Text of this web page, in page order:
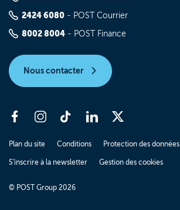
2424 6080 - POST Courrier
8002 8004 - POST Finance
Nous contacter
Plan du site Conditions Protection des données
S'inscrire à la newsletter Gestion des cookies
© POST Group 2026